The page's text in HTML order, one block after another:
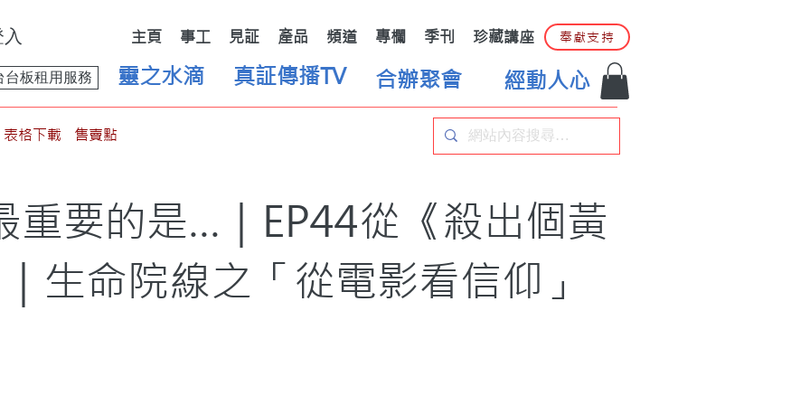
主頁 事工 見証 產品 頻道 專欄 季刊 珍藏講座 奉獻支持
靈之水滴
台板租用服務 真証傳播TV 合辦聚會 經動人心
表格下載 售賣點
重要的是…｜EP44從《殺出個黃
生命院線之「從電影看信仰」